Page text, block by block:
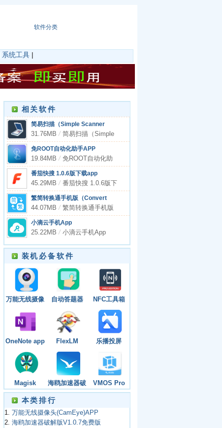
软件分类
系统工具|
相关软件
简易扫描（Simple Scanner
Pro）app
31.76MB /简易扫描（Simple
Scanner Pro）app
免ROOT自动化助手APP
19.84MB /免ROOT自动化助
手APP
番茄快搜 1.0.6版下载app
45.29MB /番茄快搜 1.0.6版下
载app
繁简转换通手机版（Convert
Traditional Sim）app
44.07MB /繁简转换通手机版
（Convert Traditional Sim）
app
小滴云手机App
25.22MB /小滴云手机App
装机必备软件
万能无线摄像
(CamEye)APP
自动答题器
Clicker)APP
NFC工具箱
(NFC Tools
PRO)app
OneNote app
FlexLM
License
Server
乐播投屏
app
Magisk
Manager app
海鸥加速器破
解版V1.0.7免
VMOS Pro
app
本类排行
1. 万能无线摄像头(CamEye)APP
2. 海鸥加速器破解版V1.0.7免费版